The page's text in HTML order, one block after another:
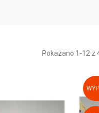
Pokazano 1-12 z